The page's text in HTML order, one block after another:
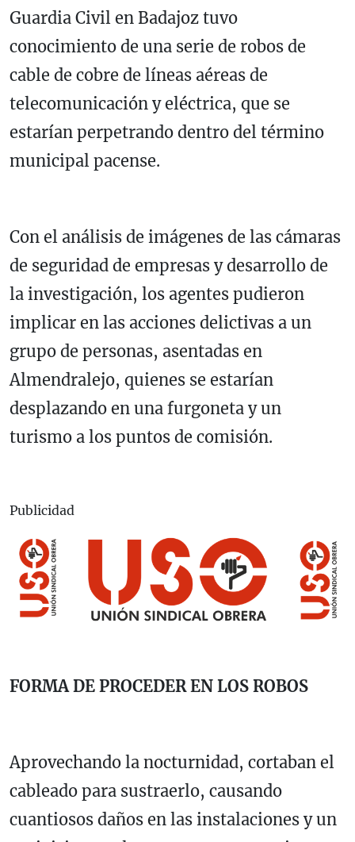
Guardia Civil en Badajoz tuvo
conocimiento de una serie de robos de
cable de cobre de líneas aéreas de
telecomunicación y eléctrica, que se
estarían perpetrando dentro del término
municipal pacense.
Con el análisis de imágenes de las cámaras
de seguridad de empresas y desarrollo de
la investigación, los agentes pudieron
implicar en las acciones delictivas a un
grupo de personas, asentadas en
Almendralejo, quienes se estarían
desplazando en una furgoneta y un
turismo a los puntos de comisión.
Publicidad
FORMA DE PROCEDER EN LOS ROBOS
Aprovechando la nocturnidad, cortaban el
cableado para sustraerlo, causando
cuantiosos daños en las instalaciones y un